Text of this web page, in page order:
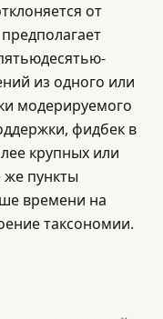
от
из одного или
модерируемого
фидбек в
крупных или
же пункты
времени на
таксономии.